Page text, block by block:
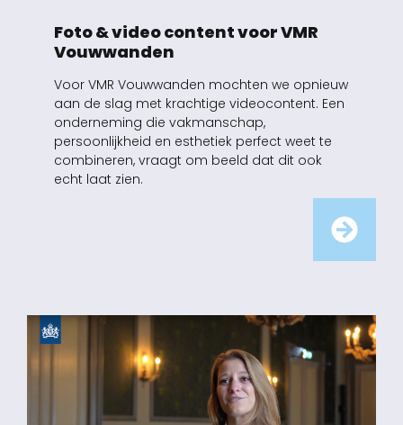
Foto & video content voor VMR
Vouwwanden
Voor VMR Vouwwanden mochten we opnieuw
aan de slag met krachtige videocontent. Een
onderneming die vakmanschap,
persoonlijkheid en esthetiek perfect weet te
combineren, vraagt om beeld dat dit ook
echt laat zien.